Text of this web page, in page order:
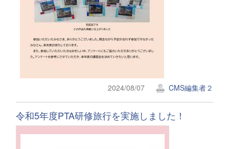
2024/08/07 CMS編集者２
令和5年度PTA研修旅行を実施しました！